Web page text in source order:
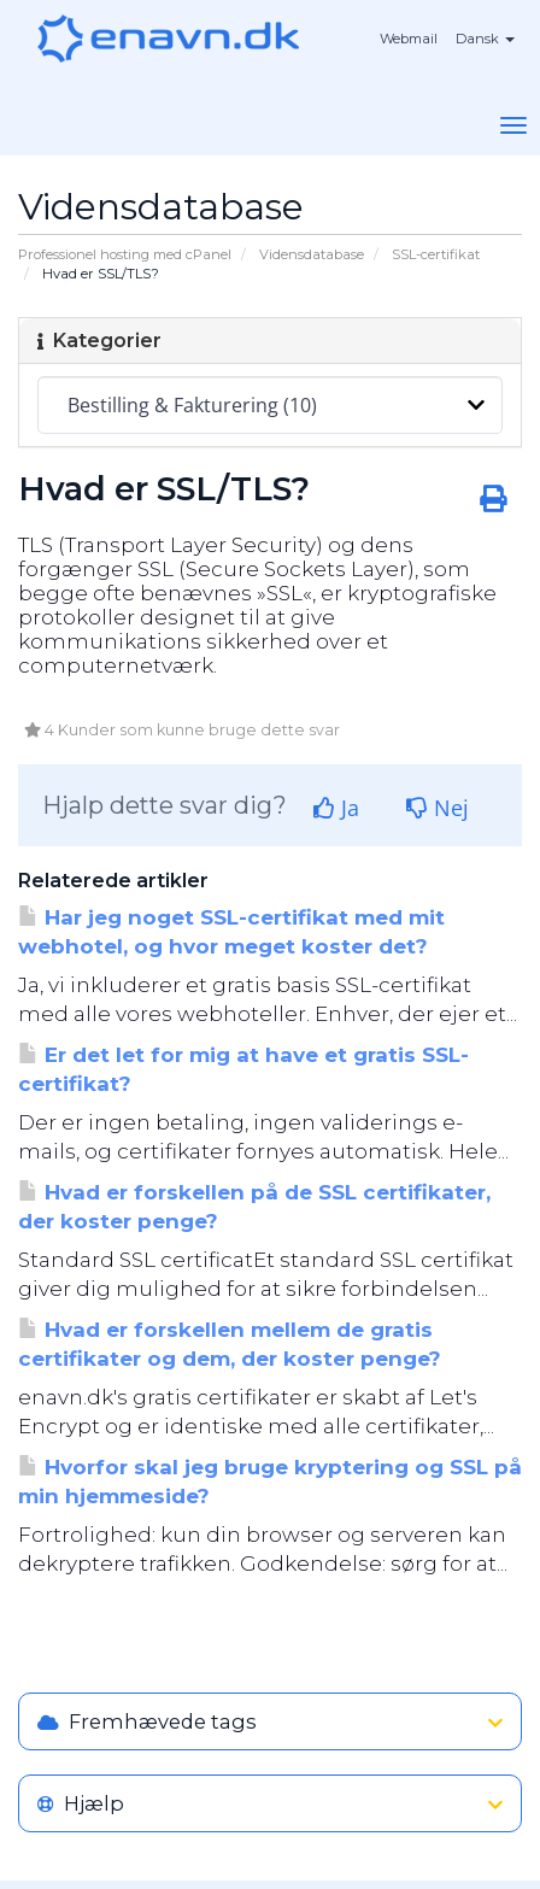
Webmail Dansk
Vidensdatabase
Professionel hosting med cPanel Vidensdatabase
SSL-certifikat
Hvad er SSL/TLS?
Kategorier
Hvad er SSL/TLS?
TLS (Transport Layer Security) og dens
forgænger SSL (Secure Sockets Layer), som
begge ofte benævnes »SSL«, er kryptografiske
protokoller designet til at give
kommunikations sikkerhed over et
computernetværk.
4 Kunder som kunne bruge dette svar
Hjalp dette svar dig? Ja Nej
Relaterede artikler
Har jeg noget SSL-certifikat med mit
webhotel, og hvor meget koster det?
Ja, vi inkluderer et gratis basis SSL-certifikat
med alle vores webhoteller. Enhver, der ejer et...
Er det let for mig at have et gratis SSL-
certifikat?
Der er ingen betaling, ingen validerings e-
mails, og certifikater fornyes automatisk. Hele...
Hvad er forskellen på de SSL certifikater,
der koster penge?
Standard SSL certificatEt standard SSL certifikat
giver dig mulighed for at sikre forbindelsen...
Hvad er forskellen mellem de gratis
certifikater og dem, der koster penge?
enavn.dk's gratis certifikater er skabt af Let's
Encrypt og er identiske med alle certifikater,...
Hvorfor skal jeg bruge kryptering og SSL på
min hjemmeside?
Fortrolighed: kun din browser og serveren kan
dekryptere trafikken. Godkendelse: sørg for at...
Fremhævede tags
Hjælp